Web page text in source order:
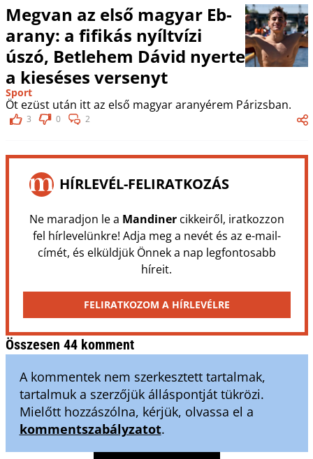
Megvan az első magyar Eb-
arany: a fifikás nyíltvízi
úszó, Betlehem Dávid nyerte
a kieséses versenyt
Sport
Öt ezüst után itt az első magyar aranyérem Párizsban.
3 0 2
HÍRLEVÉL-FELIRATKOZÁS
Ne maradjon le a Mandinercikkeiről, iratkozzon
fel hírlevelünkre! Adja meg a nevét és az e-mail-
címét, és elküldjük Önnek a nap legfontosabb
híreit.
FELIRATKOZOM A HÍRLEVÉLRE
Összesen 44 komment
A kommentek nem szerkesztett tartalmak,
tartalmuk a szerzőjük álláspontját tükrözi.
Mielőtt hozzászólna, kérjük, olvassa el a
kommentszabályzatot.